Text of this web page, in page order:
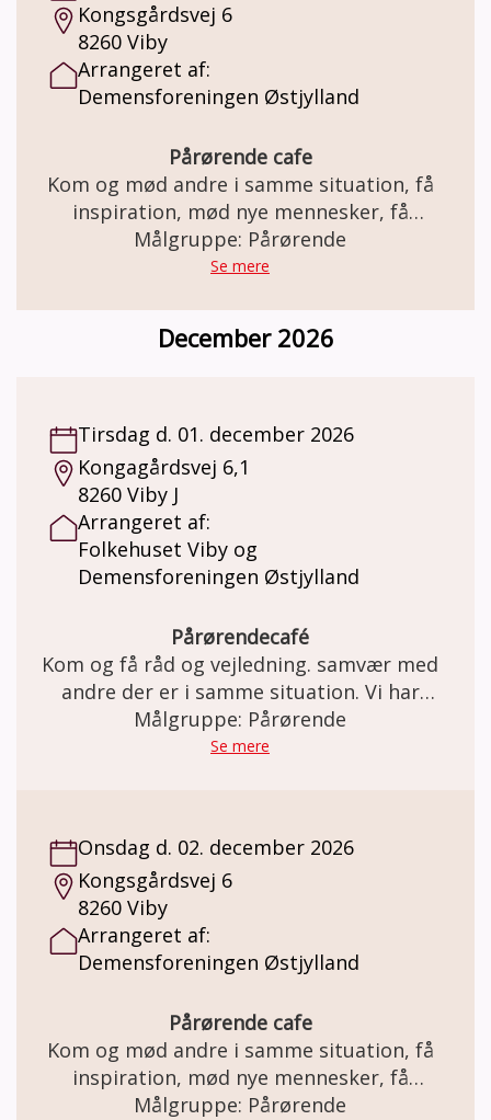
Kongsgårdsvej 6
8260 Viby
Arrangeret af:
Demensforeningen Østjylland
Pårørende cafe
Kom og mød andre i samme situation, få
inspiration, mød nye mennesker, få
rådgivning.
Målgruppe: Pårørende
Se mere
December 2026
Tirsdag d. 01. december 2026
Kongagårdsvej 6,1
8260 Viby J
Arrangeret af:
Folkehuset Viby og
Demensforeningen Østjylland
Pårørendecafé
Kom og få råd og vejledning. samvær med
andre der er i samme situation. Vi har
kaffe/te med en bolle til.
Målgruppe: Pårørende
Se mere
Onsdag d. 02. december 2026
Kongsgårdsvej 6
8260 Viby
Arrangeret af:
Demensforeningen Østjylland
Pårørende cafe
Kom og mød andre i samme situation, få
inspiration, mød nye mennesker, få
rådgivning.
Målgruppe: Pårørende